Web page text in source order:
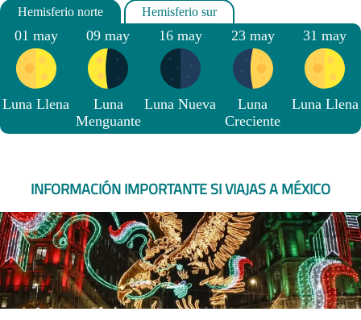
01 may
Luna Llena
09 may
Luna
Menguante
16 may
Luna Nueva
23 may
Luna
Creciente
31 may
Luna Llena
INFORMACIÓN IMPORTANTE SI VIAJAS A MÉXICO